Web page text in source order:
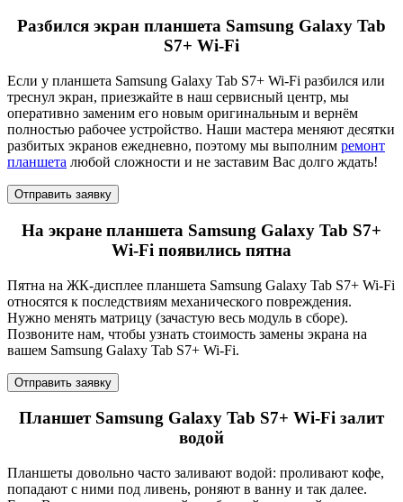
Разбился экран планшета Samsung Galaxy Tab
S7+ Wi-Fi
Если у планшета Samsung Galaxy Tab S7+ Wi-Fi разбился или
треснул экран, приезжайте в наш сервисный центр, мы
оперативно заменим его новым оригинальным и вернём
полностью рабочее устройство. Наши мастера меняют десятки
разбитых экранов ежедневно, поэтому мы выполним ремонт
планшета любой сложности и не заставим Вас долго ждать!
Отправить заявку
На экране планшета Samsung Galaxy Tab S7+
Wi-Fi появились пятна
Пятна на ЖК-дисплее планшета Samsung Galaxy Tab S7+ Wi-Fi
относятся к последствиям механического повреждения.
Нужно менять матрицу (зачастую весь модуль в сборе).
Позвоните нам, чтобы узнать стоимость замены экрана на
вашем Samsung Galaxy Tab S7+ Wi-Fi.
Отправить заявку
Планшет Samsung Galaxy Tab S7+ Wi-Fi залит
водой
Планшеты довольно часто заливают водой: проливают кофе,
попадают с ними под ливень, роняют в ванну и так далее.